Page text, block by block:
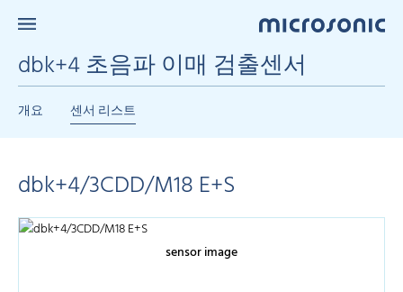
dbk+4 초음파 이매 검출센서
개요 센서 리스트
dbk+4/3CDD/M18 E+S
sensor image